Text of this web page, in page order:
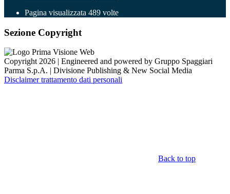
Pagina visualizzata 489 volte
Sezione Copyright
Copyright 2026 | Engineered and powered by Gruppo Spaggiari
Parma S.p.A. | Divisione Publishing & New Social Media
Disclaimer trattamento dati personali
Back to top